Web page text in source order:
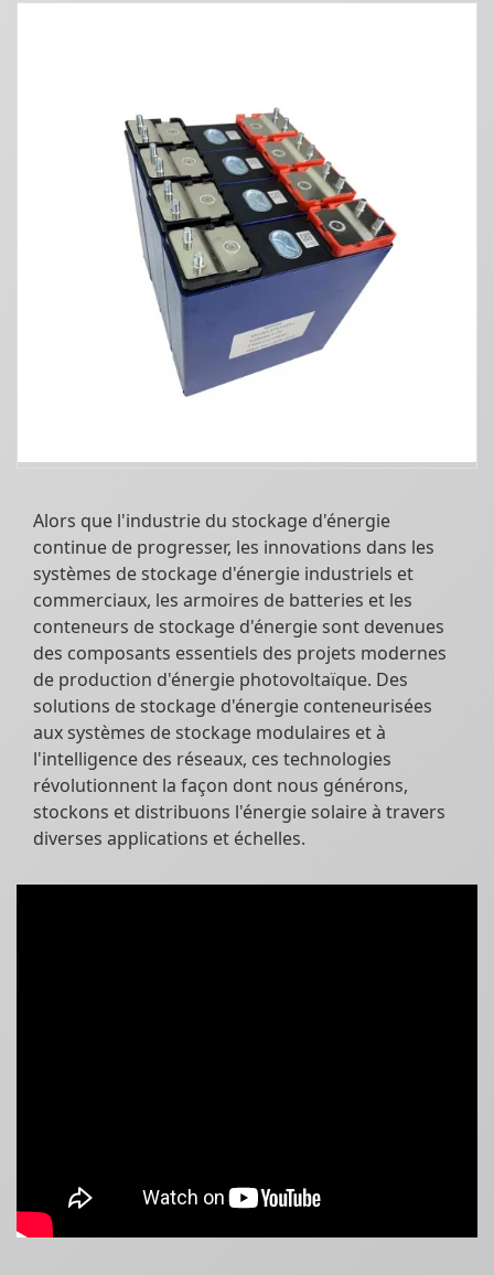
Alors que l'industrie du stockage d'énergie
continue de progresser, les innovations dans les
systèmes de stockage d'énergie industriels et
commerciaux, les armoires de batteries et les
conteneurs de stockage d'énergie sont devenues
des composants essentiels des projets modernes
de production d'énergie photovoltaïque. Des
solutions de stockage d'énergie conteneurisées
aux systèmes de stockage modulaires et à
l'intelligence des réseaux, ces technologies
révolutionnent la façon dont nous générons,
stockons et distribuons l'énergie solaire à travers
diverses applications et échelles.